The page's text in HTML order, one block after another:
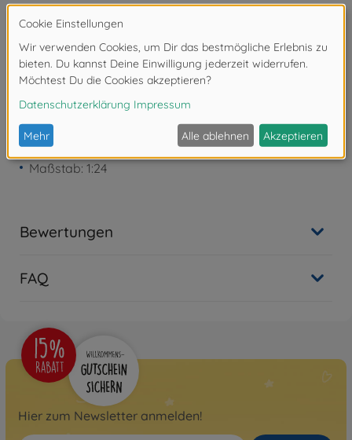
Achtung!Nicht geeignet für Kinder unter 3
Jahren. Erstickungsgefahr durch Kleinteile.
Produktdetails
Maßstab: 1:24
Bewertungen
FAQ
Hier zum Newsletter anmelden!